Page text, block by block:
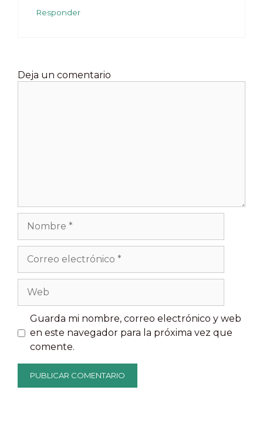
Responder
Deja un comentario
Nombre
electrónico
Guarda mi nombre, correo electrónico y web
en este navegador para la próxima vez que
comente.